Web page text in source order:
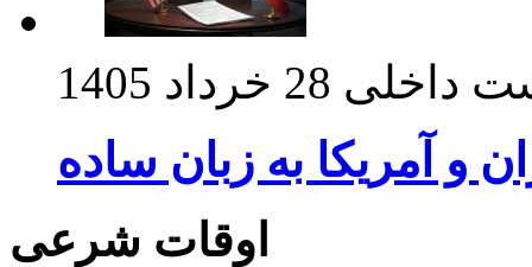
داخلی 28 خرداد 1405
و آمریکا به زبان ساده
اوقات شرعی